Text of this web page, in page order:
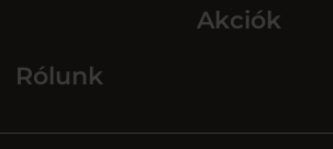
Akciók
Rólunk